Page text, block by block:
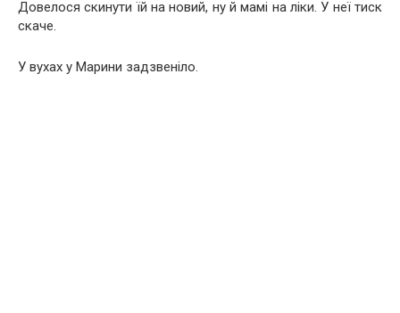
Довелося скинути їй на новий, ну й мамі на ліки. У неї тиск
скаче.
У вухах у Марини задзвеніло.